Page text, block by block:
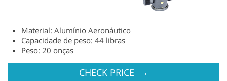
Material: Alumínio Aeronáutico
Capacidade de peso: 44 libras
Peso: 20 onças
CHECK PRICE →